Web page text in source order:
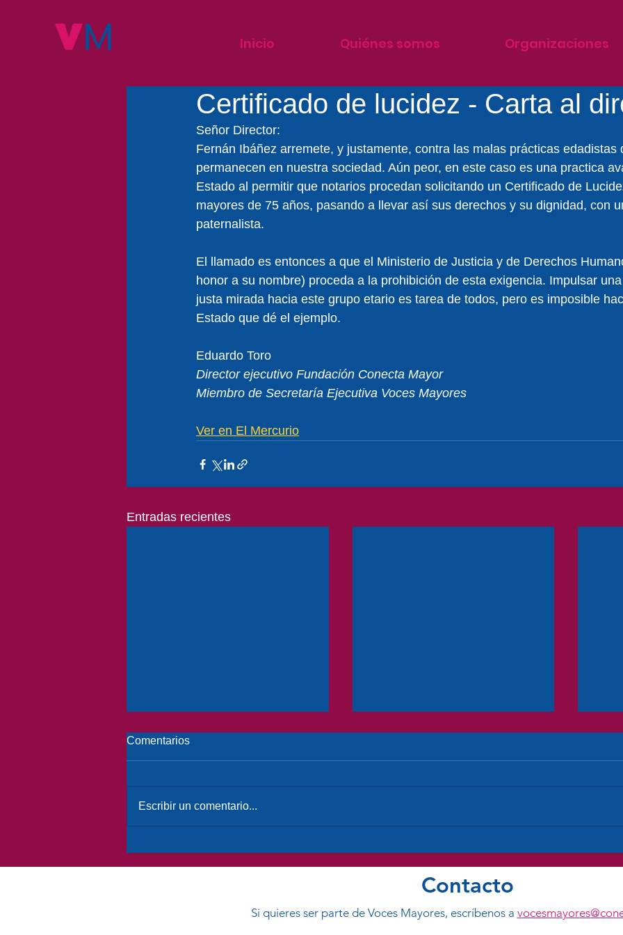
Inicio Quiénes somos Organizaciones
Certificado de lucidez - Carta al
Señor Director:
Fernán Ibáñez arremete, y justamente, contra las malas prácticas edadistas
permanecen en nuestra sociedad. Aún peor, en este caso es una practica
Estado al permitir que notarios procedan solicitando un Certificado de
mayores de 75 años, pasando a llevar así sus derechos y su dignidad, con
paternalista.
El llamado es entonces a que el Ministerio de Justicia y de Derechos
honor a su nombre) proceda a la prohibición de esta exigencia. Impulsar
justa mirada hacia este grupo etario es tarea de todos, pero es imposible
Estado que dé el ejemplo.
Eduardo Toro
Director ejecutivo Fundación Conecta Mayor
Miembro de Secretaría Ejecutiva Voces Mayores
Ver en El Mercurio
Entradas recientes
Mayores: urge su aprobación
Radio Cooperativa
Comentarios
Escribir un comentario...
Contacto
Si quieres ser parte de Voces Mayores, escríbenos a